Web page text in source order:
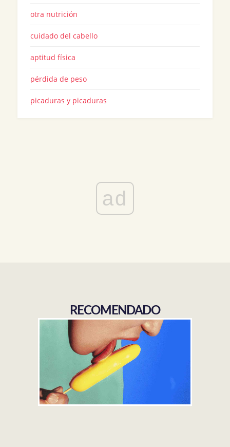
otra nutrición
cuidado del cabello
aptitud física
pérdida de peso
picaduras y picaduras
ad
RECOMENDADO